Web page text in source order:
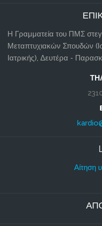
Η Γραμματεία του ΠΜΣ
Μεταπτυχιακών Σπουδών
Ιατρικής), Δευτέρα -
Αίτηση